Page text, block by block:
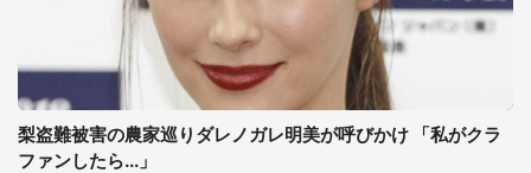
梨盗難被害の農家巡りダレノガレ明美が呼びかけ 「私がクラ
ファンしたら...」